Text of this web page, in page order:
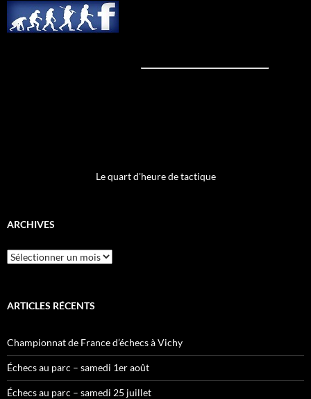
Le quart d'heure de tactique
ARCHIVES
Archives
ARTICLES RÉCENTS
Championnat de France d’échecs à Vichy
Échecs au parc – samedi 1er août
Échecs au parc – samedi 25 juillet